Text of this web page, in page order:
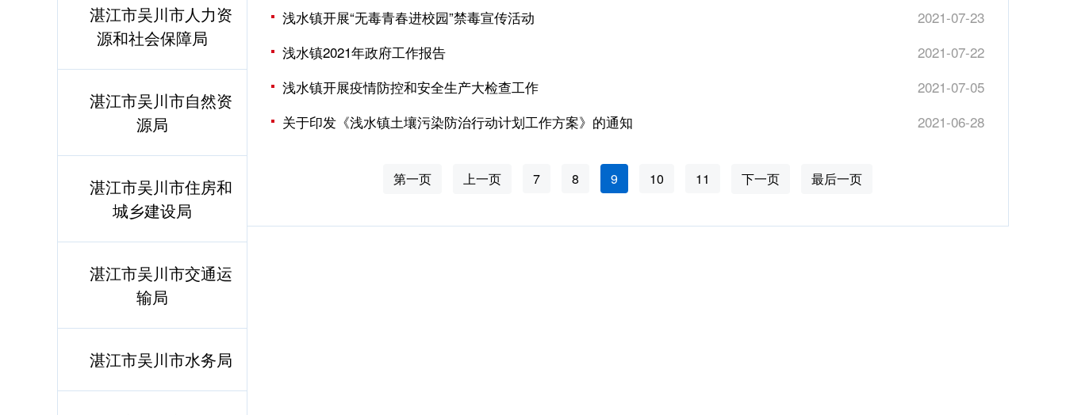
湛江市吴川市人力资
源和社会保障局
湛江市吴川市自然资
源局
湛江市吴川市住房和
城乡建设局
湛江市吴川市交通运
输局
湛江市吴川市水务局
浅水镇开展“无毒青春进校园”禁毒宣传活动
2021-07-23
浅水镇2021年政府工作报告
2021-07-22
浅水镇开展疫情防控和安全生产大检查工作
2021-07-05
关于印发《浅水镇土壤污染防治行动计划工作方案》的通知
2021-06-28
第一页 上一页 7 8 9 10 11 下一页 最后一页